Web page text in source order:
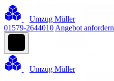
Umzug Müller
01579-2644010 Angebot anfordern
Umzug Müller